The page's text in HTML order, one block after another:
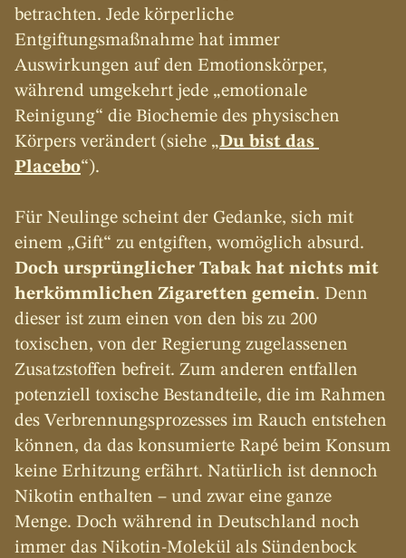
betrachten. Jede körperliche
Entgiftungsmaßnahme hat immer
Auswirkungen auf den Emotionskörper,
während umgekehrt jede „emotionale
Reinigung“ die Biochemie des physischen
Körpers verändert (siehe „Du bist das
Placebo“).
Für Neulinge scheint der Gedanke, sich mit
Doch ursprünglicher Tabak hat nichts mit
herkömmlichen Zigaretten gemein. Denn
dieser ist zum einen von den bis zu 200
toxischen, von der Regierung zugelassenen
Zusatzstoffen befreit. Zum anderen entfallen
potenziell toxische Bestandteile, die im Rahmen
des Verbrennungsprozesses im Rauch entstehen
können, da das konsumierte Rapé beim Konsum
keine Erhitzung erfährt. Natürlich ist dennoch
Nikotin enthalten – und zwar eine ganze
Menge. Doch während in Deutschland noch
immer das Nikotin-Molekül als Sündenbock